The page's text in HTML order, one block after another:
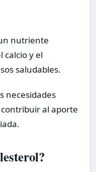
nutriente
calcio y el
saludables.
necesidades
al aporte